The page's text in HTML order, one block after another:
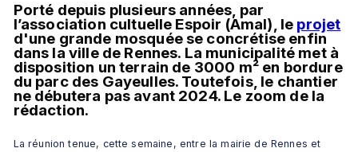
Porté depuis plusieurs années, par
l’association cultuelle Espoir (Amal), le projet
d'une grande mosquée se concrétise enfin
dans la ville de Rennes. La municipalité met à
disposition un terrain de 3000 m² en bordure
du parc des Gayeulles. Toutefois, le chantier
ne débutera pas avant 2024. Le zoom de la
rédaction.
La réunion tenue, cette semaine, entre la mairie de Rennes et